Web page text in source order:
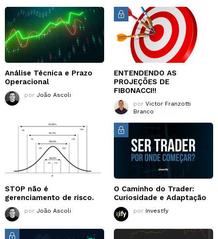
Análise Técnica e Prazo
Operacional
por João Ascoli
ENTENDENDO AS
PROJEÇÕES DE
FIBONACCI!!
por Victor Franzotti
Branco
STOP não é
gerenciamento de risco.
por João Ascoli
O Caminho do Trader:
Curiosidade e Adaptação
por Investfy